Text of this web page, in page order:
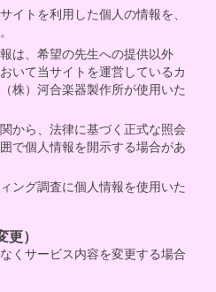
イトを利用した個人の情報を、
は、希望の先生への提供以外
いて当サイトを運営しているカ
株）河合楽器製作所が使用いた
から、法律に基づく正式な照会
で個人情報を開示する場合があ
ング調査に個人情報を使用いた
）
くサービス内容を変更する場合